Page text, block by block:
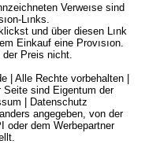
Verweıse sind
Lınks.
und über diesen Lınk
Einkauf eine Provısıon.
Preis nicht.
| Alle Rechte vorbehalten |
sind Eigentum der
Datenschutz
angegeben, von der
oder dem Werbepartner